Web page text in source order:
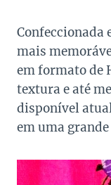
Confeccionada
mais
em formato de
textura e até
disponível
em uma